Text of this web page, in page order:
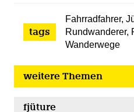
tags
Fahrradfahrer,
Rundwanderer,
Wanderwege
weitere Themen
fjüture